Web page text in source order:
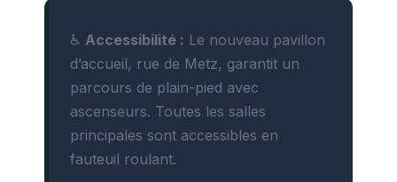
♿ Accessibilité : Le nouveau pavillon
d’accueil, rue de Metz, garantit un
parcours de plain-pied avec
ascenseurs. Toutes les salles
principales sont accessibles en
fauteuil roulant.